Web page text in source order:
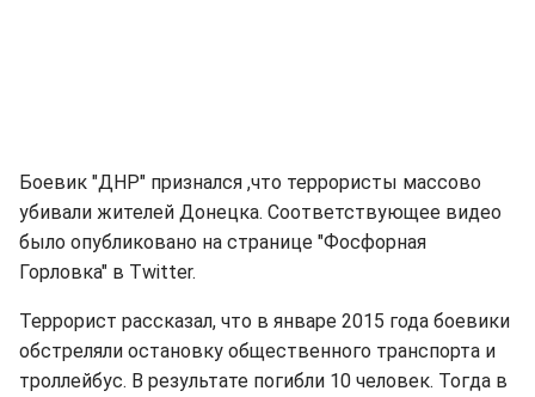
Боевик "ДНР" признался ,что террористы массово
убивали жителей Донецка. Соответствующее видео
было опубликовано на странице "Фосфорная
Горловка" в Twitter.
Террорист рассказал, что в январе 2015 года боевики
обстреляли остановку общественного транспорта и
троллейбус. В результате погибли 10 человек. Тогда в